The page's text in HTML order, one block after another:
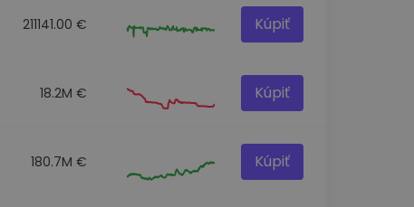
211141.00 € Kúpiť
18.2M € Kúpiť
180.7M € Kúpiť